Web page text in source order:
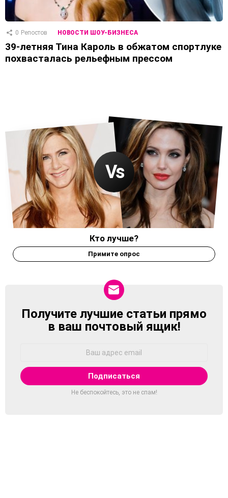
0 Репостов НОВОСТИ ШОУ-БИЗНЕСА
39-летняя Тина Кароль в обжатом спортлуке
похвасталась рельефным прессом
Кто лучше?
Примите опрос
NEWSLETTER
Получите лучшие статьи прямо
в ваш почтовый ящик!
Не беспокойтесь, это не спам!